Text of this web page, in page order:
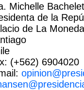
Michelle
de la
de La Moneda
(+562) 6904020